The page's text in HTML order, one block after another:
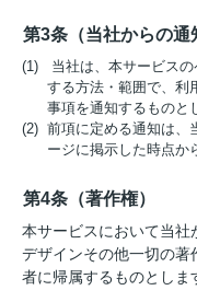
第3条（当社からの通
(1) 当社は、本サービスの
する方法・範囲で、利
事項を通知するものと
(2) 前項に定める通知は、
ージに掲示した時点か
第4条（著作権）
本サービスにおいて当
デザインその他一切の著
者に帰属するものとしま